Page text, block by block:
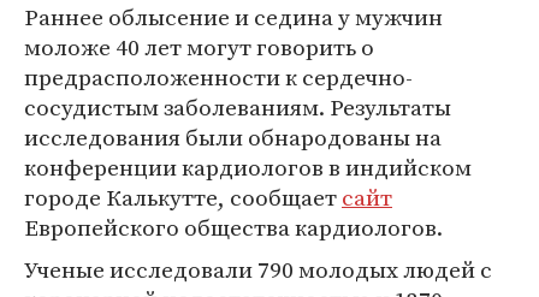
Раннее облысение и седина у мужчин
моложе 40 лет могут говорить о
предрасположенности к сердечно-
сосудистым заболеваниям. Результаты
исследования были обнародованы на
конференции кардиологов в индийском
городе Калькутте, сообщаетсайт
Европейского общества кардиологов.
Ученые исследовали 790 молодых людей с